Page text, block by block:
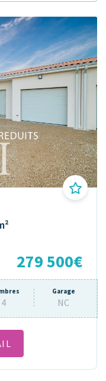
279 500€
4
Garage
NC